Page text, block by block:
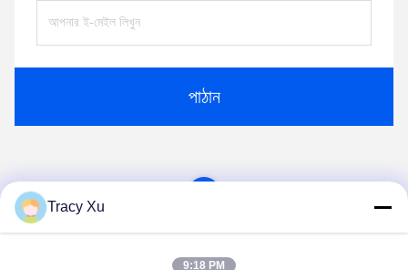
পাঠান
Tracy Xu
9:18 PM